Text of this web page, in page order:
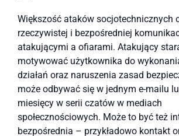
Większość ataków socjotechnicznych
rzeczywistej i bezpośredniej
atakującymi a ofiarami. Atakujący
motywować użytkownika do
działań oraz naruszenia zasad
może odbywać się w jednym e-mailu
miesięcy w serii czatów w mediach
społecznościowych. Może to być też
bezpośrednia – przykładowo kontakt